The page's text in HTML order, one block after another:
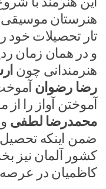
هنرستان موسیقی
تار تحصیلات خود
و در همان زمان
هنرمندانی چون
رضا رضوان
آموختن آواز را
محمدرضا لطفی و
ضمن اینکه تحصیل
کشور آلمان نیز
کاظمیان در